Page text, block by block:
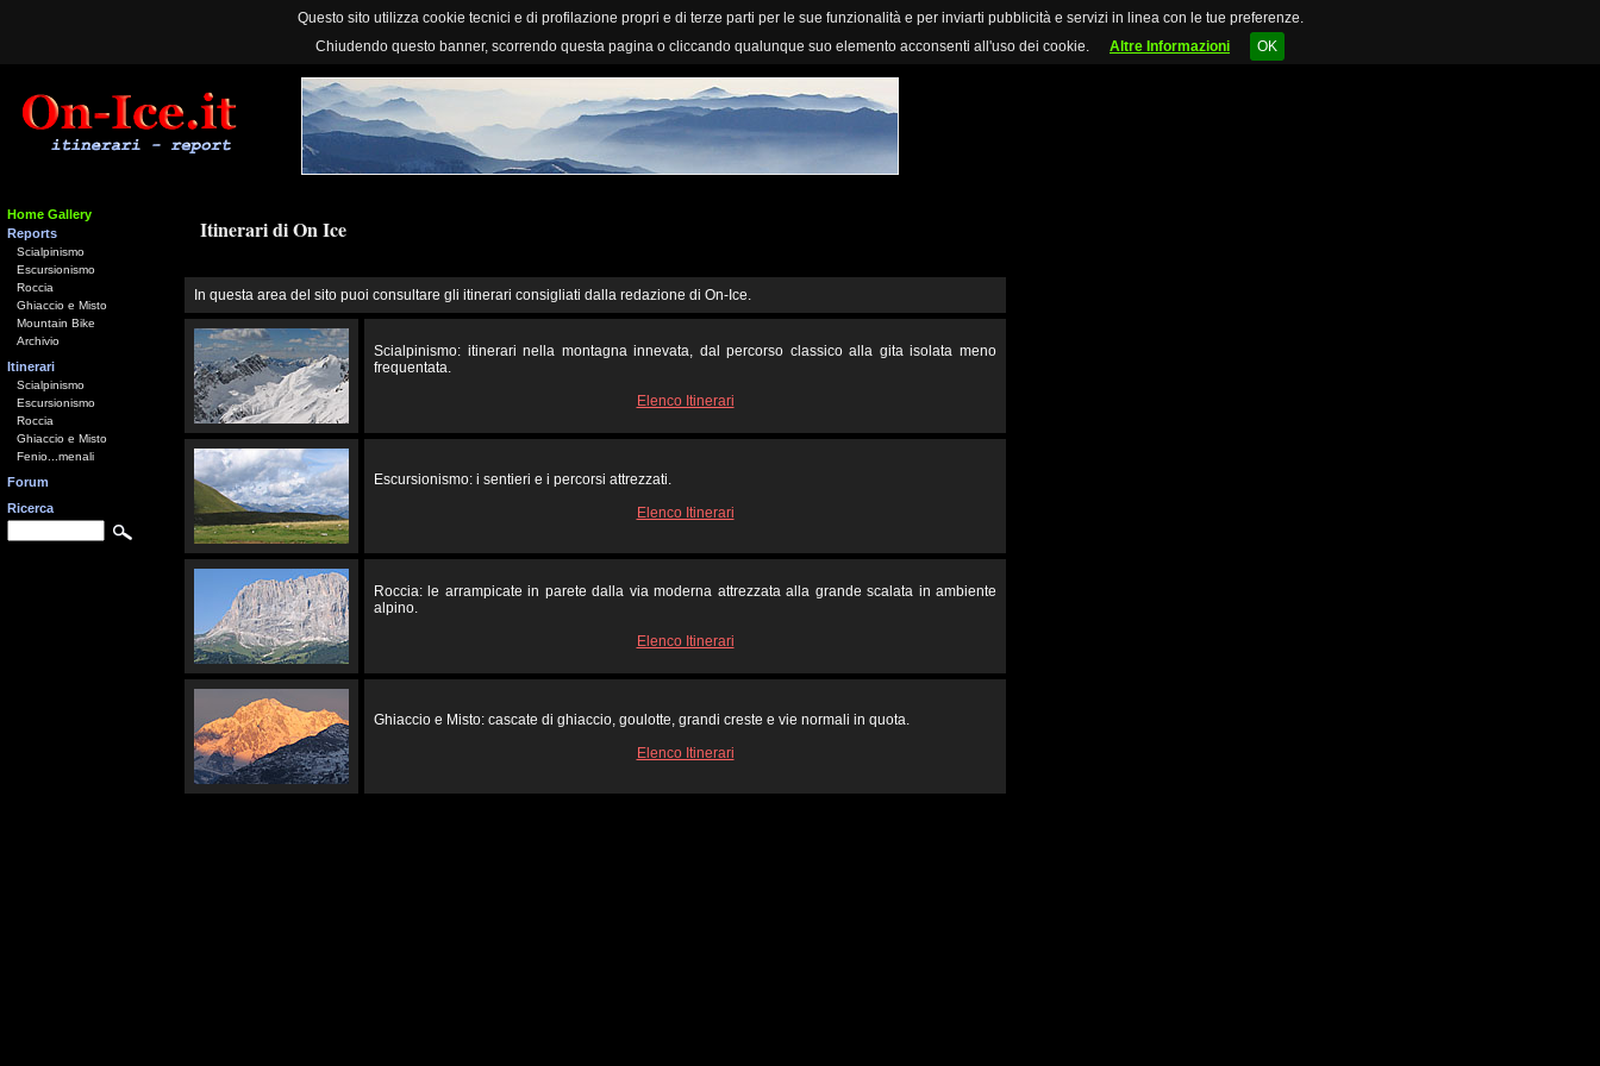
Questo sito utilizza cookie tecnici e di profilazione propri e di terze parti per le sue funzionalità e per inviarti pubblicità e servizi in linea con le tue preferenze.
Chiudendo questo banner, scorrendo questa pagina o cliccando qualunque suo elemento acconsenti all'uso dei cookie.
Altre Informazioni OK
Home Gallery
Reports
Scialpinismo
Escursionismo
Roccia
Ghiaccio e Misto
Mountain Bike
Archivio
Itinerari
Scialpinismo
Escursionismo
Roccia
Ghiaccio e Misto
Fenio...menali
Forum
Ricerca
Itinerari di On Ice
In questa area del sito puoi consultare gli itinerari consigliati dalla redazione di On-Ice.
Scialpinismo: itinerari nella montagna innevata, dal percorso classico alla gita isolata meno
frequentata.
Elenco Itinerari
Escursionismo: i sentieri e i percorsi attrezzati.
Elenco Itinerari
Roccia: le arrampicate in parete dalla via moderna attrezzata alla grande scalata in ambiente
alpino.
Elenco Itinerari
Ghiaccio e Misto: cascate di ghiaccio, goulotte, grandi creste e vie normali in quota.
Elenco Itinerari